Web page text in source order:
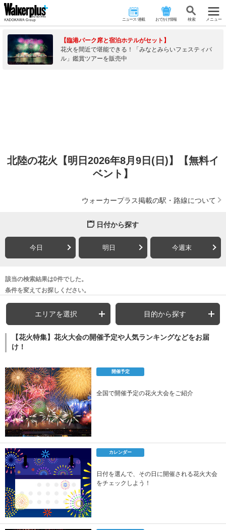
ニュース･連載 おでかけ情報 検 索 メニュー
【臨港パーク席と宿泊ホテルがセット】
花火を間近で堪能できる！「みなとみらいフェスティバ
ル」鑑賞ツアーを販売中
北陸の花火【明日2026年8月9日(日)】【無料イ
ベント】
ウォーカープラス掲載の駅・路線について
日付から探す
今日 明日 今週末
該当の検索結果は0件でした。
条件を変えてお探しください。
エリアを選択 目的から探す
【花火特集】花火大会の開催予定や人気ランキングなどをお届
け！
開催予定
全国で開催予定の花火大会をご紹介
カレンダー
日付を選んで、その日に開催される花火大会
をチェックしよう！